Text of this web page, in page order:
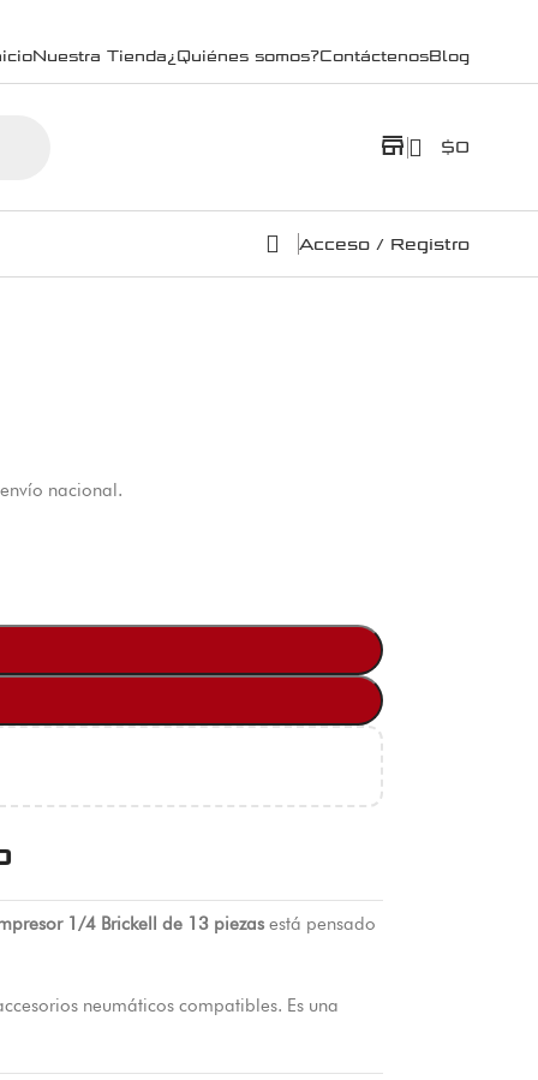
Nuestra Tienda¿Quiénes somos?ContáctenosBlog
store $0
Acceso / Registro
nacional.
1/4 Brickell de 13 piezas está pensado
neumáticos compatibles. Es una